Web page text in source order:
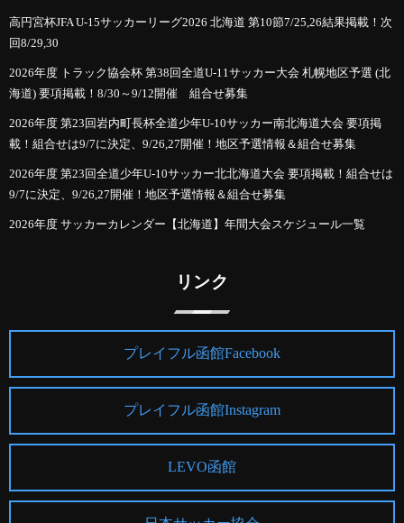
高円宮杯JFA U-15サッカーリーグ2026 北海道 第10節7/25,26結果掲載！次
回8/29,30
2026年度 トラック協会杯 第38回全道U-11サッカー大会 札幌地区予選 (北
海道) 要項掲載！8/30～9/12開催 組合せ募集
2026年度 第23回岩内町長杯全道少年U-10サッカー南北海道大会 要項掲
載！組合せは9/7に決定、9/26,27開催！地区予選情報＆組合せ募集
2026年度 第23回全道少年U-10サッカー北北海道大会 要項掲載！組合せは
9/7に決定、9/26,27開催！地区予選情報＆組合せ募集
2026年度 サッカーカレンダー【北海道】年間大会スケジュール一覧
リンク
プレイフル函館Facebook
プレイフル函館Instagram
LEVO函館